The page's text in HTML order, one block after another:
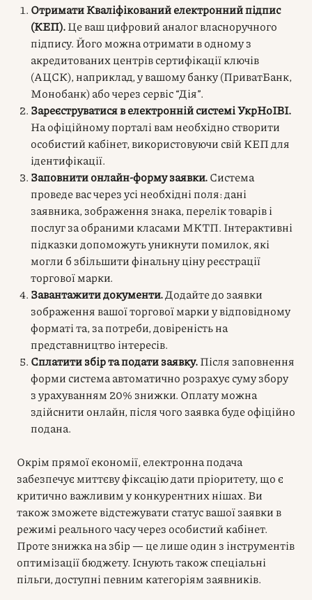
Отримати Кваліфікований електронний підпис
(КЕП).Це ваш цифровий аналог власноручного
підпису. Його можна отримати в одному з
акредитованих центрів сертифікації ключів
(АЦСК), наприклад, у вашому банку (ПриватБанк,
Монобанк) або через сервіс “Дія”.
Зареєструватися в електронній системі УкрНоІВІ.
На офіційному порталі вам необхідно створити
особистий кабінет, використовуючи свій КЕП для
ідентифікації.
Заповнити онлайн-форму заявки.Система
проведе вас через усі необхідні поля: дані
заявника, зображення знака, перелік товарів і
послуг за обраними класами МКТП. Інтерактивні
підказки допоможуть уникнути помилок, які
могли б збільшити фінальну ціну реєстрації
торгової марки.
Завантажити документи.Додайте до заявки
зображення вашої торгової марки у відповідному
форматі та, за потреби, довіреність на
представництво інтересів.
Сплатити збір та подати заявку.Після заповнення
форми система автоматично розрахує суму збору
з урахуванням 20% знижки. Оплату можна
здійснити онлайн, після чого заявка буде офіційно
подана.
Окрім прямої економії, електронна подача
забезпечує миттєву фіксацію дати пріоритету, що є
критично важливим у конкурентних нішах. Ви
також зможете відстежувати статус вашої заявки в
режимі реального часу через особистий кабінет.
Проте знижка на збір — це лише один з інструментів
оптимізації бюджету. Існують також спеціальні
пільги, доступні певним категоріям заявників.